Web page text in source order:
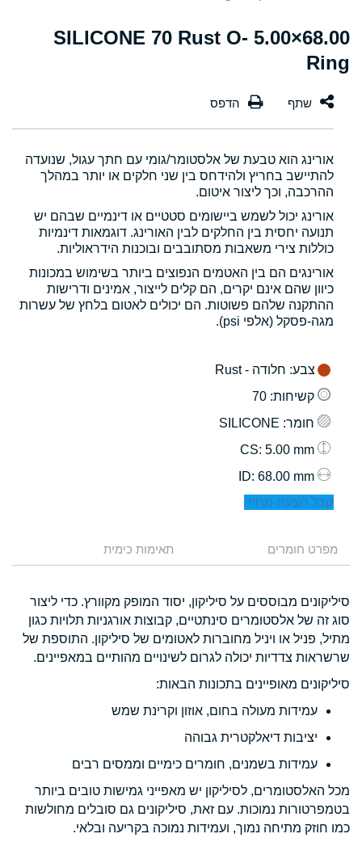
68.00×5.00 SILICONE 70 Rust O-
Ring
אורינג הוא טבעת של אלסטומר/גומי עם חתך עגול, שנועדה
להתיישב בחריץ ולהידחס בין שני חלקים או יותר במהלך
ההרכבה, וכך ליצור איטום.
אורינג יכול לשמש ביישומים סטטיים או דינמיים שבהם יש
תנועה יחסית בין החלקים לבין האורינג. דוגמאות דינמיות
כוללות צירי משאבות מסתובבים ובוכנות הידראוליות.
אורינגים הם בין האטמים הנפוצים ביותר בשימוש במכונות
כיוון שהם אינם יקרים, הם קלים לייצור, אמינים ודרישות
ההתקנה שלהם פשוטות. הם יכולים לאטום בלחץ של עשרות
מגה-פסקל (אלפי psi).
צבע: חלודה - Rust
קשיחות: 70
חומר: SILICONE
: 5.00 mm
: 68.00 mm
קבל הצעת מחיר
מפרט חומרים תאימות כימית
סיליקונים מבוססים על סיליקון, יסוד המופק מקוורץ. כדי ליצור
סוג זה של אלסטומרים סינתטיים, קבוצות אורגניות תלויות כגון
מתיל, פניל או ויניל מחוברות לאטומים של סיליקון. התוספת של
שרשראות צדדיות יכולה לגרום לשינויים מהותיים במאפיינים.
סיליקונים מאופיינים בתכונות הבאות:
עמידות מעולה בחום, אוזון וקרינת שמש
יציבות דיאלקטרית גבוהה
עמידות בשמנים, חומרים כימיים וממסים רבים
מכל האלסטומרים, לסיליקון יש מאפייני גמישות טובים ביותר
בטמפרטורות נמוכות. עם זאת, סיליקונים גם סובלים מחולשות
כמו חוזק מתיחה נמוך, ועמידות נמוכה בקריעה ובלאי.